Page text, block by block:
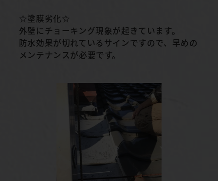
☆塗膜劣化☆
外壁にチョーキング現象が起きています。
防水効果が切れているサインですので、早めの
メンテナンスが必要です。